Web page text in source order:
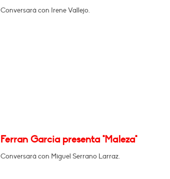
Conversará con Irene Vallejo.
Ferran Garcia presenta "Maleza"
Conversará con Miguel Serrano Larraz.